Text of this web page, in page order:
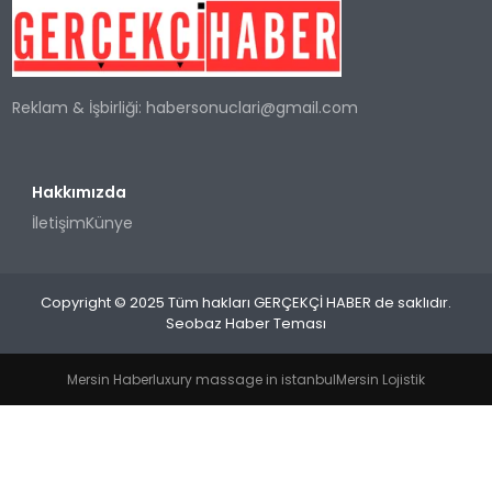
SPOR
TEKNOLOJI
YAŞAM
Reklam & İşbirliği:habersonuclari@gmail.com
Hakkımızda
İletişimKünye
Copyright © 2025 Tüm hakları GERÇEKÇİ HABER de saklıdır.
Seobaz Haber Teması
Mersin Haberluxury massage in istanbulMersin Lojistik